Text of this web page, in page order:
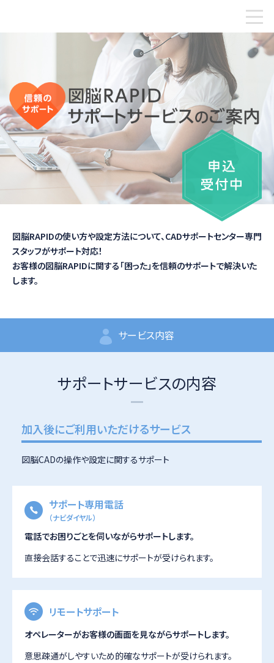
図脳RAPIDの使い方や設定方法について、CADサポートセンター専門
スタッフがサポート対応！
お客様の図脳RAPIDに関する「困った」を信頼のサポートで解決いた
します。
サービス内容
サポートサービスの内容
加入後にご利用いただけるサービス
図脳CADの操作や設定に関するサポート
サポート専用電話
（ナビダイヤル）
電話でお困りごとを伺いながらサポートします。
直接会話することで迅速にサポートが受けられます。
リモートサポート
オペレーターがお客様の画面を見ながらサポートします。
意思疎通がしやすいため的確なサポートが受けられます。